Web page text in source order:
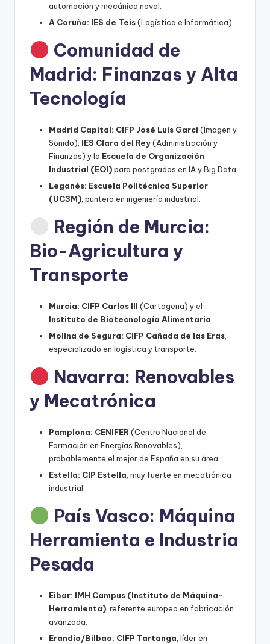
automoción y mecánica naval.
A Coruña: IES de Teis(Logística e Informática).
Comunidad de
Madrid: Finanzas y Alta
Tecnología
Madrid Capital: CIFP José Luis Garci (Imagen y
Sonido), IES Clara del Rey(Administración y
Finanzas) y la Escuela de Organización
Industrial (EOI)para postgrados en IA y Big Data.
Leganés: Escuela Politécnica Superior
(UC3M) , puntera en ingeniería industrial.
Región de Murcia:
Bio-Agricultura y
Transporte
Murcia: CIFP Carlos III (Cartagena) y el
Instituto de Biotecnología Alimentaria
Molina de Segura: CIFP Cañada de las Eras,
especializado en logística y transporte.
Navarra: Renovables
y Mecatrónica
Pamplona: CENIFER (Centro Nacional de
Formación en Energías Renovables),
probablemente el mejor de España en su área.
Estella: CIP Estella, muy fuerte en mecatrónica
industrial.
País Vasco: Máquina
Herramienta e Industria
Pesada
Eibar: IMH Campus (Instituto de Máquina-
Herramienta), referente europeo en fabricación
avanzada.
Erandio/Bilbao: CIFP Tartanga, líder en